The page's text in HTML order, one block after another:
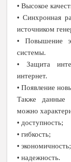
• Высокое
• Синхронная
источником
• Повышение
системы.
• Защита
интернет.
• Появление
Также данные
можно
• доступность;
• гибкость;
• экономичность;
• надежность.